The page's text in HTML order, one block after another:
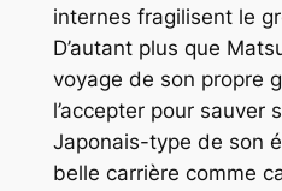
internes fragilisent le
D’autant plus que
voyage de son propre
l’accepter pour sauver
Japonais-type de son
belle carrière comme